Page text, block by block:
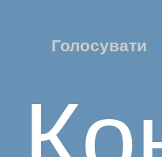
Голосувати